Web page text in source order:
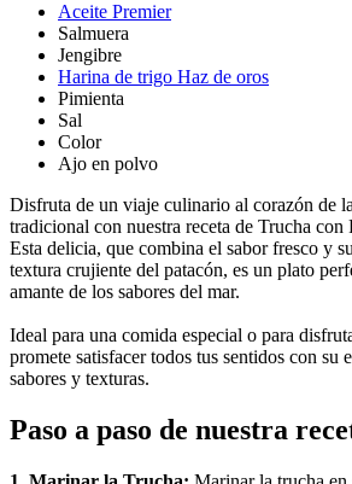
Aceite Premier
Salmuera
Jengibre
Harina de trigo Haz de oros
Pimienta
Sal
Color
Ajo en polvo
Disfruta de un viaje culinario al corazón de
tradicional con nuestra receta de Trucha con
Esta delicia, que combina el sabor fresco y
textura crujiente del patacón, es un plato
amante de los sabores del mar.
Ideal para una comida especial o para
promete satisfacer todos tus sentidos con su
sabores y texturas.
Paso a paso de nuestra